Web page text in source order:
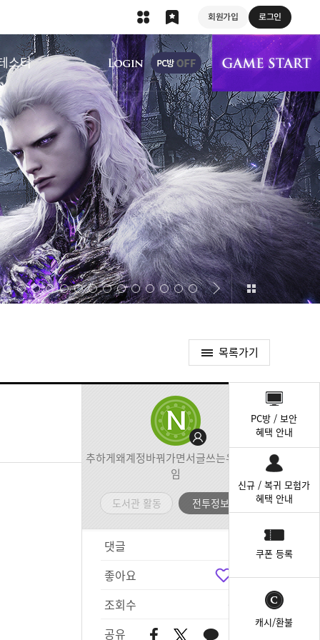
회원가입 로그인
스터
상단 메뉴
목록가기
추하게왜계정바꿔가면서글쓰는유이가뭐
임
도서관 활동 전투정보실
댓글
좋아요
3
조회수
공유
PC방 / 보안
혜택 안내
신규 / 복귀 모험가
혜택 안내
쿠폰 등록
캐시/환불